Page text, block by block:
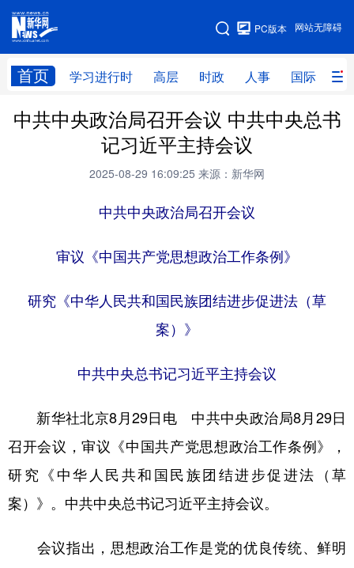
网站无障碍
PC版本
首页 学习进行时 高层 时政 人事 国际 财
网站地图
学习进行时 高层 时政 人事
财经 网评
科创 量子
文化 书画 健康
乡村振兴 银龄
城市 旅游 能源 会展
彩票 娱乐 时尚 悦读
公益 一带一路 亚太网 上市公司
中共中央政治局召开会议 中共中央总书
记习近平主持会议
2025-08-29 16:09:25 来源：新华网
中共中央政治局召开会议
审议《中国共产党思想政治工作条例》
研究《中华人民共和国民族团结进步促进法（草
案）》
中共中央总书记习近平主持会议
新华社北京8月29日电 中共中央政治局8月29日
召开会议，审议《中国共产党思想政治工作条例》，
研究《中华人民共和国民族团结进步促进法（草
案）》。中共中央总书记习近平主持会议。
会议指出，思想政治工作是党的优良传统、鲜明